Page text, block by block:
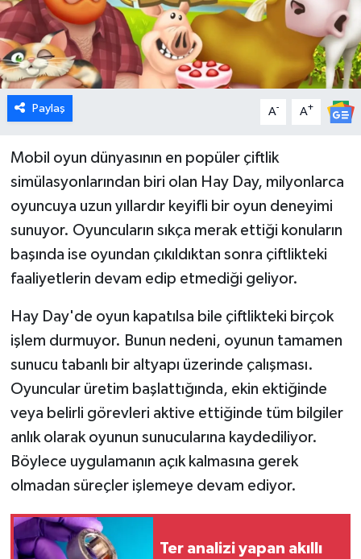
Paylaş A- A+
Mobil oyun dünyasının en popüler çiftlik
simülasyonlarından biri olan Hay Day, milyonlarca
oyuncuya uzun yıllardır keyifli bir oyun deneyimi
sunuyor. Oyuncuların sıkça merak ettiği konuların
başında ise oyundan çıkıldıktan sonra çiftlikteki
faaliyetlerin devam edip etmediği geliyor.
Hay Day'de oyun kapatılsa bile çiftlikteki birçok
işlem durmuyor. Bunun nedeni, oyunun tamamen
sunucu tabanlı bir altyapı üzerinde çalışması.
Oyuncular üretim başlattığında, ekin ektiğinde
veya belirli görevleri aktive ettiğinde tüm bilgiler
anlık olarak oyunun sunucularına kaydediliyor.
Böylece uygulamanın açık kalmasına gerek
olmadan süreçler işlemeye devam ediyor.
Ter analizi yapan akıllı
Foto Galeri
Gediz
Genel
Hisarcık
İlçeler
Köşe Yazıları
Kütahya
Otomobil
Pazarlar
Resmi İlan